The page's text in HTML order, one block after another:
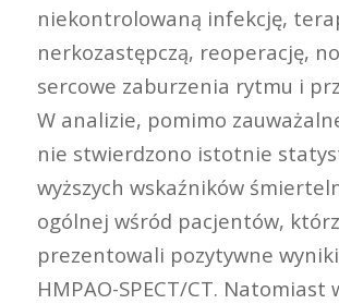
niekontrolowaną infekcję,
nerkozastępczą, reoperację,
sercowe zaburzenia rytmu i
W analizie, pomimo
nie stwierdzono istotnie
wyższych wskaźników
ogólnej wśród pacjentów,
prezentowali pozytywne
HMPAO-SPECT/CT. Natomiast